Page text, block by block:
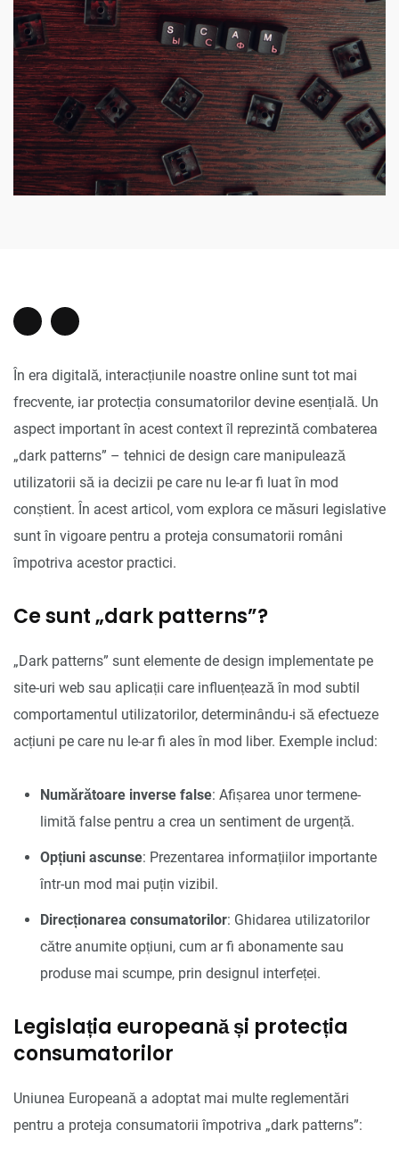
În era digitală, interacțiunile noastre online sunt tot mai
frecvente, iar protecția consumatorilor devine esențială. Un
aspect important în acest context îl reprezintă combaterea
„dark patterns” – tehnici de design care manipulează
utilizatorii să ia decizii pe care nu le-ar fi luat în mod
conștient. În acest articol, vom explora ce măsuri legislative
sunt în vigoare pentru a proteja consumatorii români
împotriva acestor practici.
Ce sunt „dark patterns”?
„Dark patterns” sunt elemente de design implementate pe
site-uri web sau aplicații care influențează în mod subtil
comportamentul utilizatorilor, determinându-i să efectueze
acțiuni pe care nu le-ar fi ales în mod liber. Exemple includ:
Numărătoare inverse false: Afișarea unor termene-
limită false pentru a crea un sentiment de urgență.
Opțiuni ascunse: Prezentarea informațiilor importante
într-un mod mai puțin vizibil.
Direcționarea consumatorilor: Ghidarea utilizatorilor
către anumite opțiuni, cum ar fi abonamente sau
produse mai scumpe, prin designul interfeței.
Legislația europeană și protecția
consumatorilor
Uniunea Europeană a adoptat mai multe reglementări
pentru a proteja consumatorii împotriva „dark patterns”: